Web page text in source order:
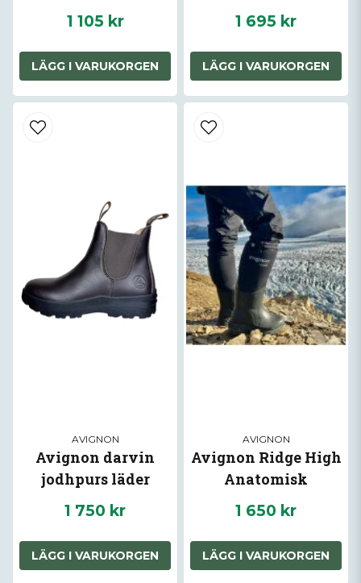
1 105 kr
LÄGG I VARUKORGEN
1 695 kr
LÄGG I VARUKORGEN
AVIGNON
Avignon darvin
jodhpurs läder
1 750 kr
LÄGG I VARUKORGEN
AVIGNON
Avignon Ridge High
Anatomisk
Vinterstövel
gummistövlar
1 650 kr
LÄGG I VARUKORGEN